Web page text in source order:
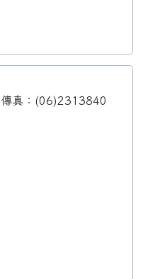
傳真：(06)2313840